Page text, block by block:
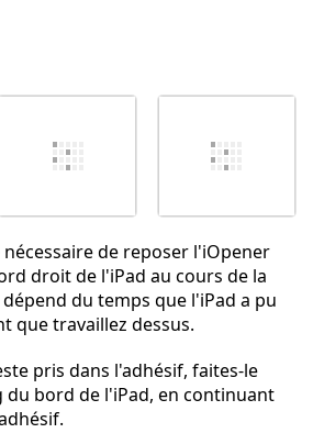
de reposer l'iOpener
droit de l'iPad au cours de la
du temps que l'iPad a pu
que travaillez dessus.
pris dans l'adhésif, faites-le
bord de l'iPad, en continuant